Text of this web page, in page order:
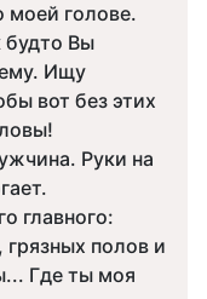
моей голове.
будто Вы
Ищу
вот без этих
Руки на
главного:
полов и
Где ты моя